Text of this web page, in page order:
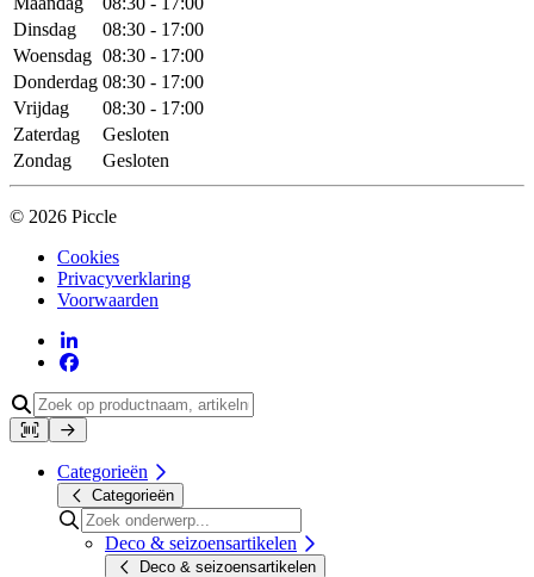
Dinsdag
08:30 - 17:00
Woensdag 08:30 - 17:00
Donderdag 08:30 - 17:00
Vrijdag
08:30 - 17:00
Zaterdag
Gesloten
Zondag
Gesloten
© 2026 Piccle
Cookies
Privacyverklaring
Voorwaarden
Categorieën
Categorieën
Deco & seizoensartikelen
Deco & seizoensartikelen